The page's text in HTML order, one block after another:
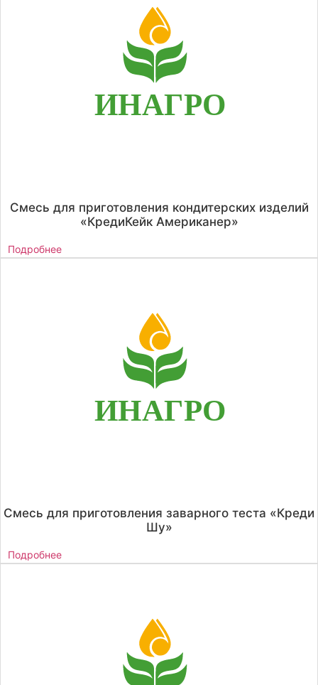
Смесь для приготовления кондитерских изделий
«КредиКейк Американер»
Подробнее
Смесь для приготовления заварного теста «Креди
Шу»
Подробнее